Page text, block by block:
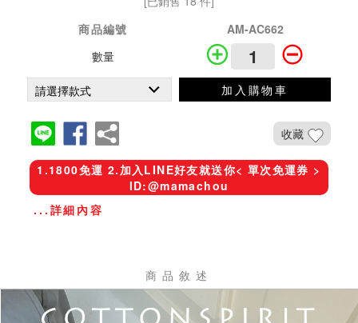
商品編號
AM-AC662
數量
加入購物車
收藏
1.1800免運 2.加入LINE好友就送你< 單次免運券 >
ID:@mamachou
...詳細內容
商品敘述